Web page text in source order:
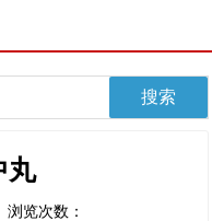
丸
浏览次数：